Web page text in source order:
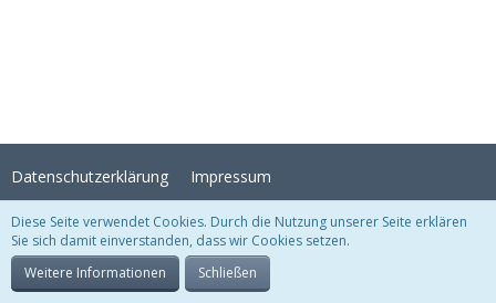
Datenschutzerklärung Impressum
Stil:Crystal Temptation , erstellt vonKittMedia
Community-Software:
Diese Seite verwendet Cookies. Durch die Nutzung unserer Seite erklären
Sie sich damit einverstanden, dass wir Cookies setzen.
Weitere Informationen
Schließen